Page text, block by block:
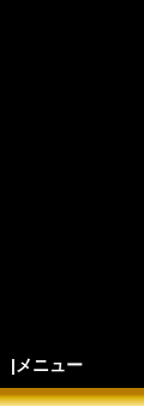
|メニュー